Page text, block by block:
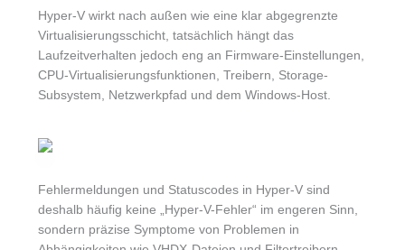
Hyper-V wirkt nach außen wie eine klar abgegrenzte
Virtualisierungsschicht, tatsächlich hängt das
Laufzeitverhalten jedoch eng an Firmware-Einstellungen,
CPU-Virtualisierungsfunktionen, Treibern, Storage-
Subsystem, Netzwerkpfad und dem Windows-Host.
Fehlermeldungen und Statuscodes in Hyper-V sind
deshalb häufig keine „Hyper-V-Fehler“ im engeren Sinn,
sondern präzise Symptome von Problemen in